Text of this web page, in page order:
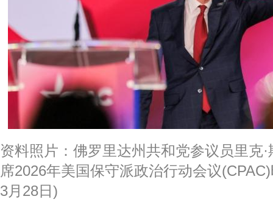
资料照片：佛罗里达州共和党参议员里克
席2026年美国保守派政治行动会议
3月28日)